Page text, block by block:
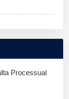
Processual